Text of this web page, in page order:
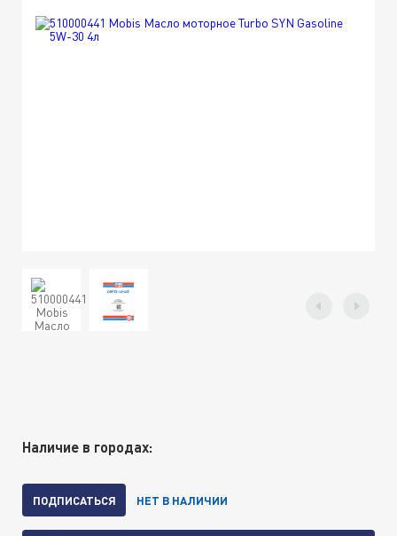
Наличие в городах:
ПОДПИСАТЬСЯ НЕТ В НАЛИЧИИ